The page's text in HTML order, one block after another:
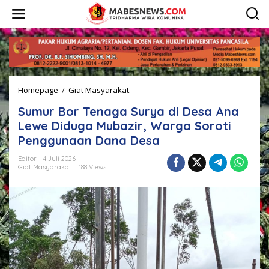
w
a
t
i
k
e
k
o
n
t
e
n
Homepage / Giat Masyarakat.
m
u
r
B
S
u
r
Sumur Bor Tenaga Surya di Desa Ana
Lewe Diduga Mubazir, Warga Soroti
Penggunaan Dana Desa
Editor
4 Juli 2026
Giat Masyarakat.
188 Views